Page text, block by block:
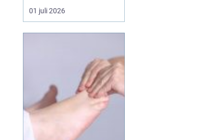
utan att söka hjälp.
Andra har råkat ut för en
släppa. En legitimerad
sjukgymnast kan då
göra stor skillnad.
Genom n...
01 juli 2026